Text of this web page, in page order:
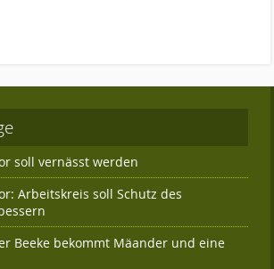
Stiftung Naturschutz
soll vernässt werden
Arbeitskreis soll Schutz des
Beeke bekommt Mäander und eine